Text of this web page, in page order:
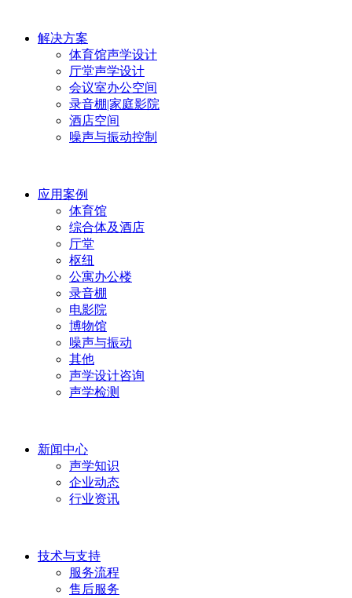
解决方案
体育馆声学设计
厅堂声学设计
会议室办公空间
录音棚|家庭影院
酒店空间
噪声与振动控制
应用案例
体育馆
综合体及酒店
厅堂
枢纽
公寓办公楼
录音棚
电影院
博物馆
噪声与振动
其他
声学设计咨询
声学检测
新闻中心
声学知识
企业动态
行业资讯
技术与支持
服务流程
售后服务